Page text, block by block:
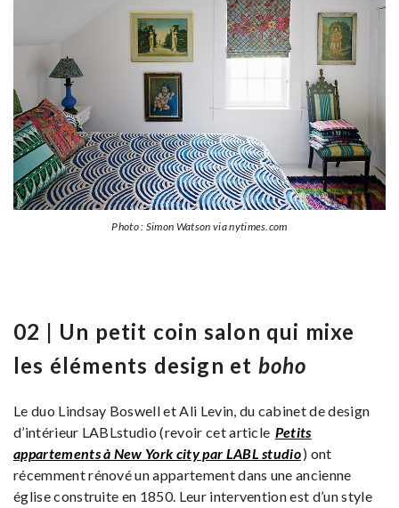
Photo : Simon Watson via nytimes.com
02 | Un petit coin salon qui mixe
les éléments design et boho
Le duo Lindsay Boswell et Ali Levin, du cabinet de design
d’intérieur LABLstudio (revoir cet article Petits
appartements à New York city par LABL studio) ont
récemment rénové un appartement dans une ancienne
église construite en 1850. Leur intervention est d’un style